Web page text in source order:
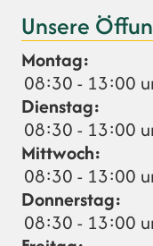
Unsere
Montag:
08:30 - 13:00
Dienstag:
08:30 - 13:00
Mittwoch:
08:30 - 13:00
Donnerstag:
08:30 - 13:00